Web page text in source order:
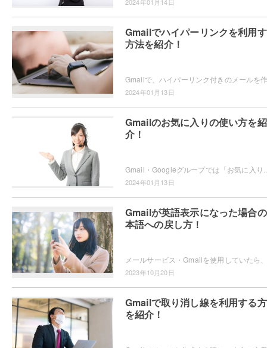
Gmailでハイパーリンクを利用
方法を紹介！
2024年01月13日
Gmailのお気に入りの使い方を紹
介！
2024年01月13日
Gmailが英語表示になった場合
本語への戻し方！
2023年10月20日
Gmailで取り消し線を利用する
を紹介！